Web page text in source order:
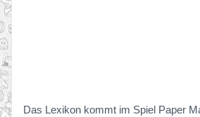
Das Lexikon kommt im Spiel Paper